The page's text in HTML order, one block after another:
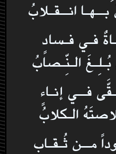
انــقـلابُ
فـي فـسادٍ
الـنِّـصابُ
فــي إنـاءٍ
الـكلابُ
مــن ثُـقـابٍ